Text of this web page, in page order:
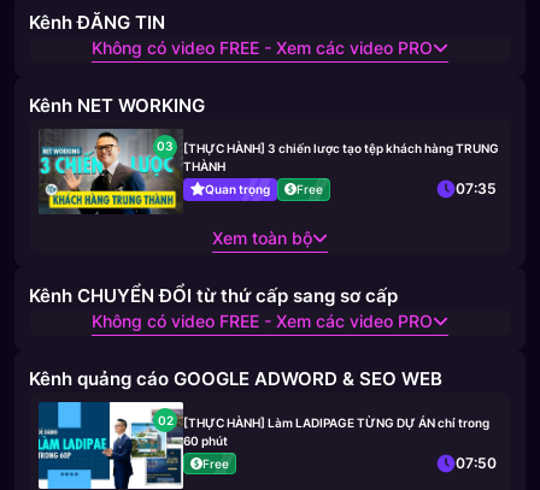
Kênh ĐĂNG TIN
Không có video FREE - Xem các video PRO
Kênh NET WORKING
03
[THỰC HÀNH] 3 chiến lược tạo tệp khách hàng TRUNG
THÀNH
Quan trọng
Free 07:35
Xem toàn bộ
Kênh CHUYỂN ĐỔI từ thứ cấp sang sơ cấp
Không có video FREE - Xem các video PRO
Kênh quảng cáo GOOGLE ADWORD & SEO WEB
02
[THỰC HÀNH] Làm LADIPAGE TỪNG DỰ ÁN chỉ trong
60 phút
Free
07:50